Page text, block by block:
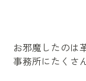
お邪魔したのは
事務所にたくさ